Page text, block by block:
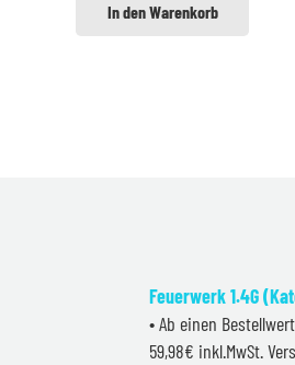
In den Warenkorb
Feuerwerk 1.4G
• Ab einen
59,98€ inkl.MwSt.